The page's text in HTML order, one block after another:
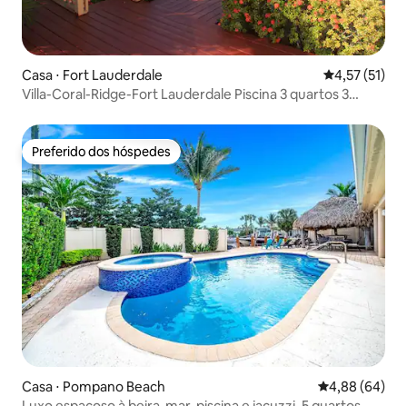
Casa ⋅ Fort Lauderdale 4,57 de uma
4,57 (51)
Villa-Coral-Ridge-Fort Lauderdale Piscina 3 quartos 3
Preferido dos hóspedes
Preferido dos hóspedes
Casa ⋅ Pompano Beach 4,88 de uma
4,88 (64)